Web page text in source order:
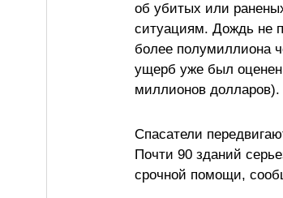
об убитых или
ситуациям. Дождь не
более полумиллиона
ущерб уже был
миллионов долларов).
Спасатели
Почти 90 зданий
срочной помощи,